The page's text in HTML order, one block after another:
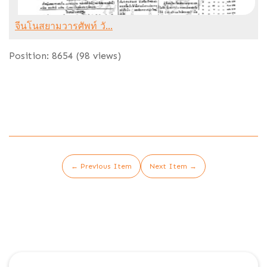
จีนโนสยามวารศัพท์ วั...
Position: 8654 (98 views)
← Previous Item Next Item →